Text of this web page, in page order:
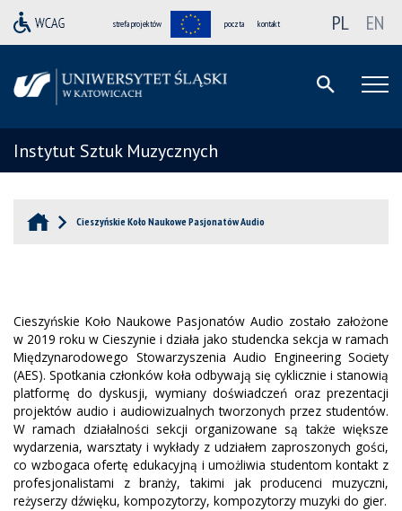
strefa projektów poczta kontakt PL EN
Instytut Sztuk Muzycznych
Cieszyńskie Koło Naukowe Pasjonatów Audio
Cieszyńskie Koło Naukowe Pasjonatów Audio zostało założone
w 2019 roku w Cieszynie i działa jako studencka sekcja w ramach
Międzynarodowego Stowarzyszenia Audio Engineering Society
(AES). Spotkania członków koła odbywają się cyklicznie i stanowią
platformę do dyskusji, wymiany doświadczeń oraz prezentacji
projektów audio i audiowizualnych tworzonych przez studentów.
W ramach działalności sekcji organizowane są także większe
wydarzenia, warsztaty i wykłady z udziałem zaproszonych gości,
co wzbogaca ofertę edukacyjną i umożliwia studentom kontakt z
profesjonalistami z branży, takimi jak producenci muzyczni,
reżyserzy dźwięku, kompozytorzy, kompozytorzy muzyki do gier.